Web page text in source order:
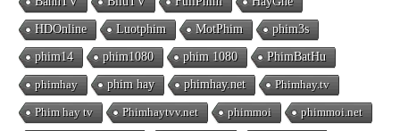
HDOnline Luotphim MotPhim phim3s
phim14 phim1080 phim 1080 PhimBatHu
phimhay phim hay phimhay.net Phimhay.tv
Phim hay tv Phimhaytvv.net phimmoi phimmoi.net